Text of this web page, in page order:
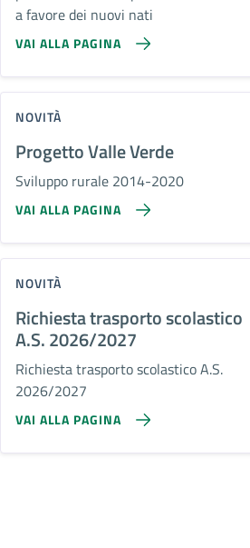
a favore dei nuovi nati
VAI ALLA PAGINA
NOVITÀ
Progetto Valle Verde
Sviluppo rurale 2014-2020
VAI ALLA PAGINA
NOVITÀ
Richiesta trasporto scolastico
A.S. 2026/2027
Richiesta trasporto scolastico A.S.
2026/2027
VAI ALLA PAGINA